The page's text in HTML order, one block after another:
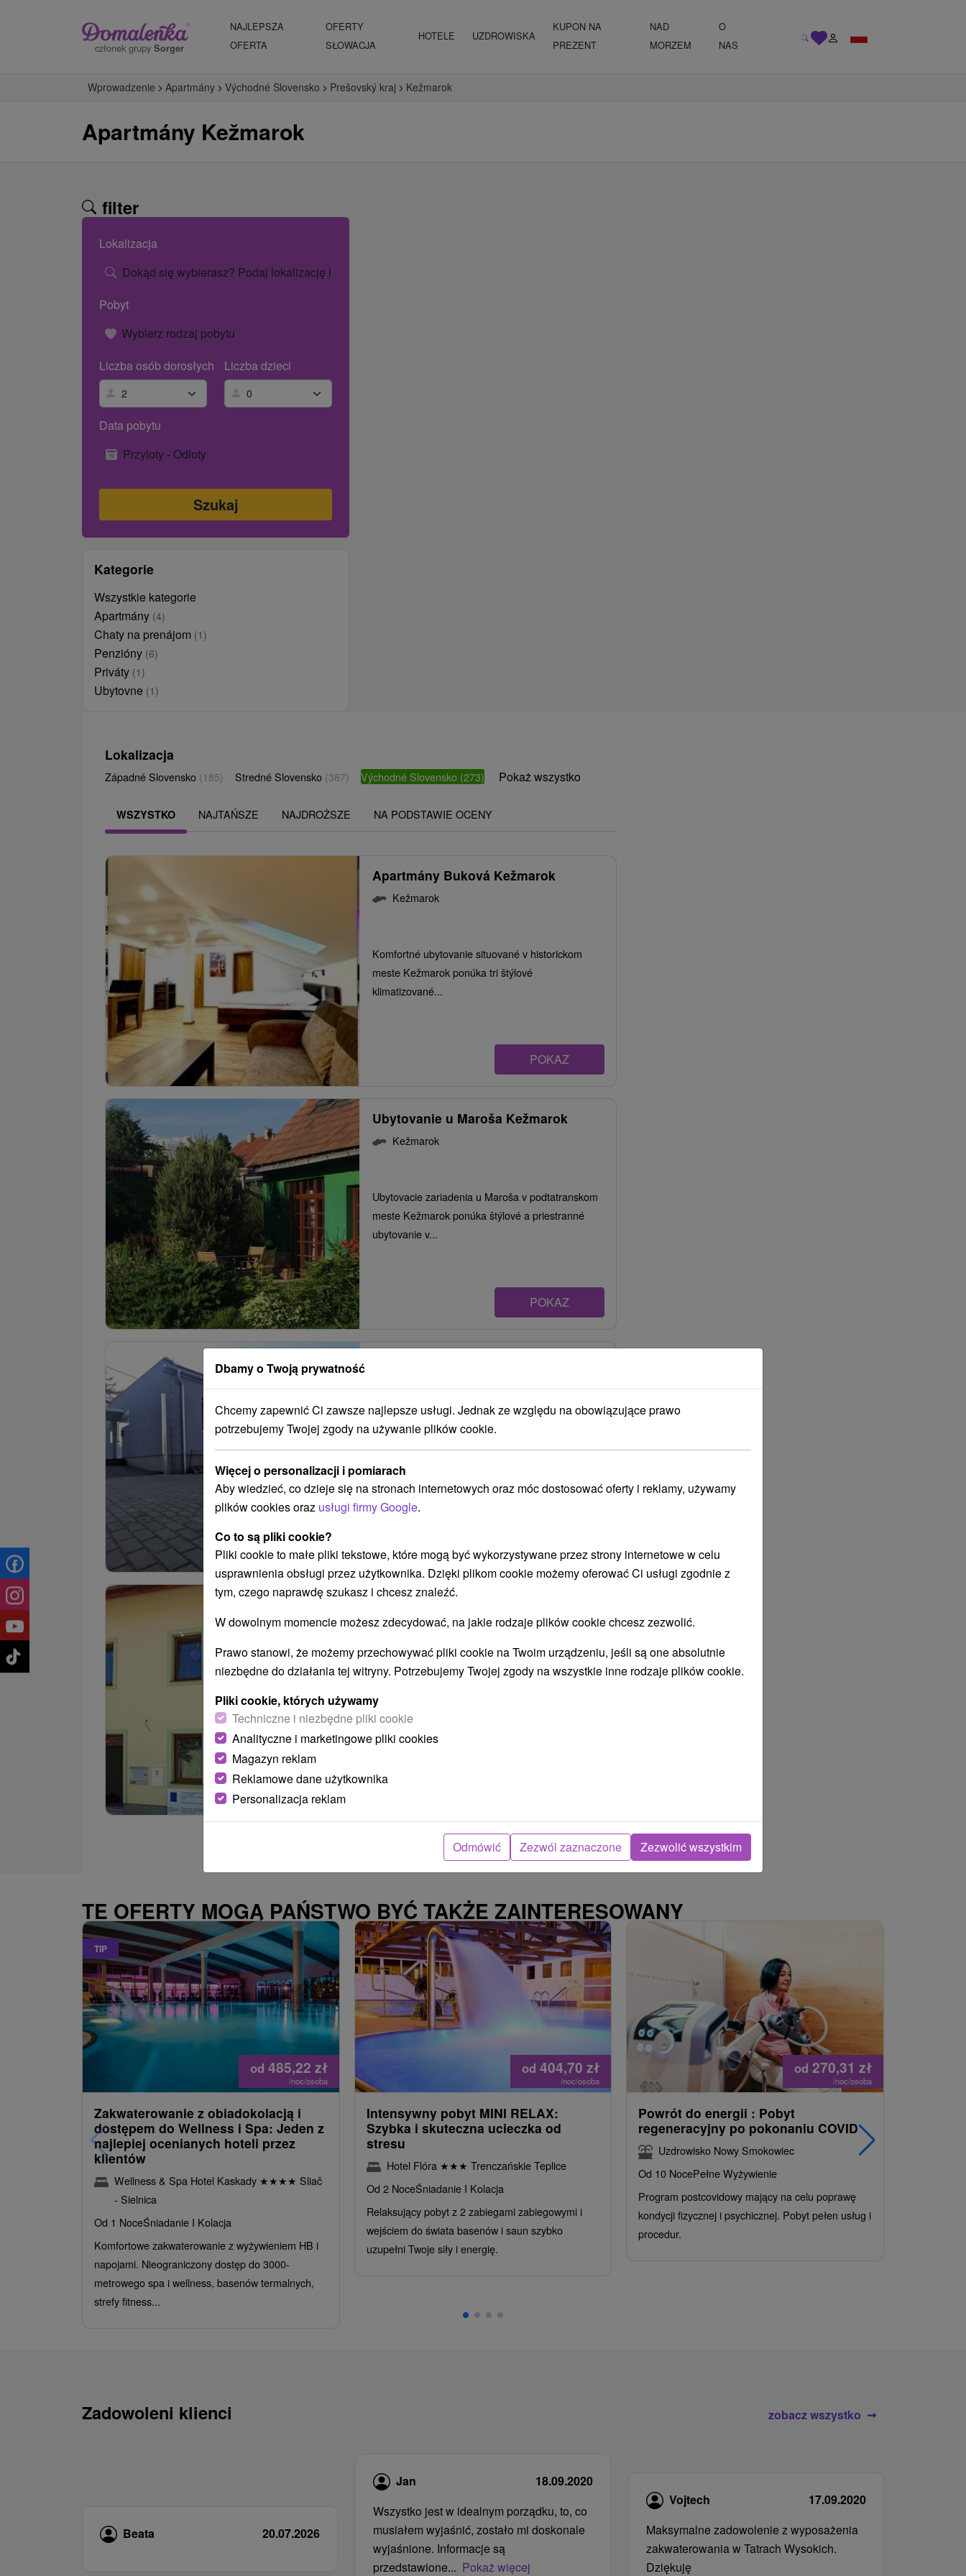
członek grupy Sorger
NAJLEPSZA
OFERTA
OFERTY
SŁOWACJA
HOTELE UZDROWISKA
KUPON NA
PREZENT
NAD
MORZEM
O
NAS
Wprowadzenie Apartmány Východné Slovensko Prešovský kraj Kežmarok
Apartmány Kežmarok
filter
Lokalizacja
Dokąd się wybierasz? Podaj lokalizację lub nazwę hotelu.
Pobyt
Wybierz rodzaj pobytu
Liczba osób dorosłych
Liczba dzieci
Data pobytu
Przyloty - Odloty
Kategorie
Wszystkie kategorie
Apartmány (4)
Chaty na prenájom (1)
Penzióny (6)
Priváty (1)
Ubytovne (1)
Lokalizacja
Západné Slovensko (185) Stredné Slovensko (387) Východné Slovensko (273) Pokaż wszystko
WSZYSTKO NAJTAŃSZE NAJDROŻSZE NA PODSTAWIE OCENY
Apartmány Buková Kežmarok
Kežmarok
Komfortné ubytovanie situované v historickom
meste Kežmarok ponúka tri štýlové
klimatizované...
POKAZ
Ubytovanie u Maroša Kežmarok
Kežmarok
Ubytovacie zariadenia u Maroša v podtatranskom
meste Kežmarok ponúka štýlové a priestranné
ubytovanie v...
POKAZ
Apartmány sa nachádzajú v Kežmarku, len pár
metrov do kúpaliska. Celoročné ubytovanie v...
Kežmarok
Penzión v centre mesta Kežmarok ponúka
ubytovanie v dvoch apartmánoch.
Samozrejmosťou je WiFi pripojenie na internet a...
TE OFERTY MOGĄ PAŃSTWO BYĆ TAKŻE ZAINTERESOWANY
TIP
od 485,22 zł
/noc/osoba
Zakwaterowanie z obiadokolacją i
dostępem do Wellness i Spa: Jeden z
najlepiej ocenianych hoteli przez
klientów
Wellness & Spa Hotel Kaskady ★★★★ Sliač
- Sielnica
Od 1 NoceŚniadanie I Kolacja
Komfortowe zakwaterowanie z wyżywieniem HB i
napojami. Nieograniczony dostęp do 3000-
metrowego spa i wellness, basenów termalnych,
strefy fitness...
od 404,70zł
/noc/osoba
Intensywny pobyt MINI RELAX:
Szybka i skuteczna ucieczka od
stresu
Hotel Flóra ★★★ Trenczańskie Teplice
Od 2 NoceŚniadanie I Kolacja
Relaksujący pobyt z 2 zabiegami zabiegowymi i
wejściem do świata basenów i saun szybko
uzupełni Twoje siły i energię.
od 270,31 zł
/noc/osoba
Powrót do energii : Pobyt
regeneracyjny po pokonaniu COVID
Uzdrowisko Nowy Smokowiec
Od 10 NocePełne Wyżywienie
Program postcovidowy mający na celu poprawę
kondycji fizycznej i psychicznej. Pobyt pełen usług i
procedur.
Zadowoleni klienci zobacz wszystko
Beata 20.07.2026
Jan
18.09.2020
Wszystko jest w idealnym porządku, to, co
musiałem wyjaśnić, zostało mi doskonale
wyjaśnione. Informacje są
przedstawione... Pokaż więcej
Vojtech
17.09.2020
Maksymalne zadowolenie z wyposażenia
zakwaterowania w Tatrach Wysokich.
Dziękuję
Dbamy o Twoją prywatność
Chcemy zapewnić Ci zawsze najlepsze usługi. Jednak ze względu na obowiązujące prawo
potrzebujemy Twojej zgody na używanie plików cookie.
Więcej o personalizacji i pomiarach
Aby wiedzieć, co dzieje się na stronach internetowych oraz móc dostosować oferty i reklamy, używamy
plików cookies oraz usługi firmy Google.
Co to są pliki cookie?
Pliki cookie to małe pliki tekstowe, które mogą być wykorzystywane przez strony internetowe w celu
usprawnienia obsługi przez użytkownika. Dzięki plikom cookie możemy oferować Ci usługi zgodnie z
tym, czego naprawdę szukasz i chcesz znaleźć.
W dowolnym momencie możesz zdecydować, na jakie rodzaje plików cookie chcesz zezwolić.
Prawo stanowi, że możemy przechowywać pliki cookie na Twoim urządzeniu, jeśli są one absolutnie
niezbędne do działania tej witryny. Potrzebujemy Twojej zgody na wszystkie inne rodzaje plików cookie.
Pliki cookie, których używamy
Techniczne i niezbędne pliki cookie
Analityczne i marketingowe pliki cookies
Magazyn reklam
Reklamowe dane użytkownika
Personalizacja reklam
Odmówić Zezwól zaznaczone Zezwolić wszystkim